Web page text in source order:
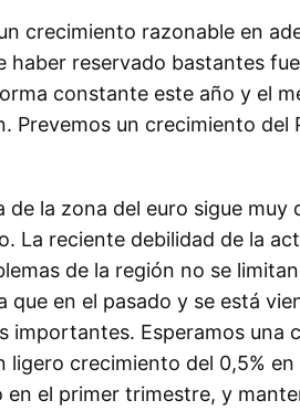
crecimiento razonable en
haber reservado bastantes
constante este año y el
Prevemos un crecimiento
de la zona del euro sigue
La reciente debilidad de la
de la región no se
que en el pasado y se está
importantes. Esperamos una
ligero crecimiento del 0,5%
el primer trimestre, y